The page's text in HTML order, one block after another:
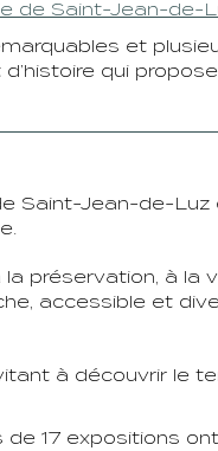
de Saint-Jean-de-
et
qui
Saint-Jean-de-
préservation, à la
accessible et
à découvrir le
de 17 expositions